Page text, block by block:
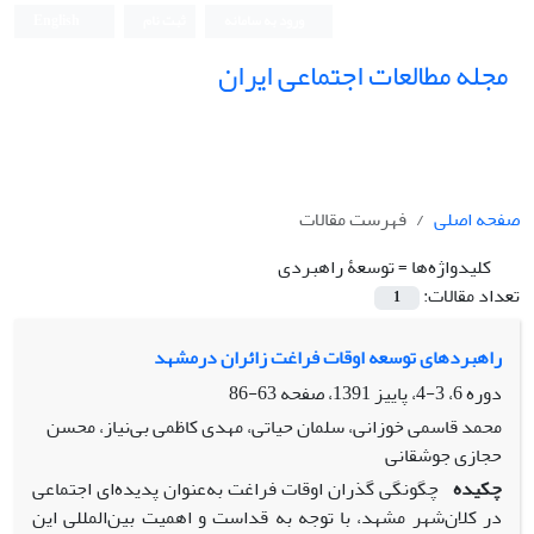
مجله مطالعات اجتماعی ایران
صفحه اصلی
فهرست مقالات
کلیدواژه‌ها =توسعۀ راهبردی
تعداد مقالات:
1
راهبردهای توسعه اوقات فراغت زائران درمشهد
دوره 6، 3-4، پاییز 1391، صفحه
63-86
محمد قاسمی خوزانی، سلمان حیاتی، مهدی کاظمی بی‌نیاز، محسن
حجازی جوشقانی
چکیده چگونگی گذران اوقات فراغت به‌عنوان پدیده‌ای اجتماعی
در کلان‌شهر مشهد، با توجه به قداست و اهمیت بین‌المللی این